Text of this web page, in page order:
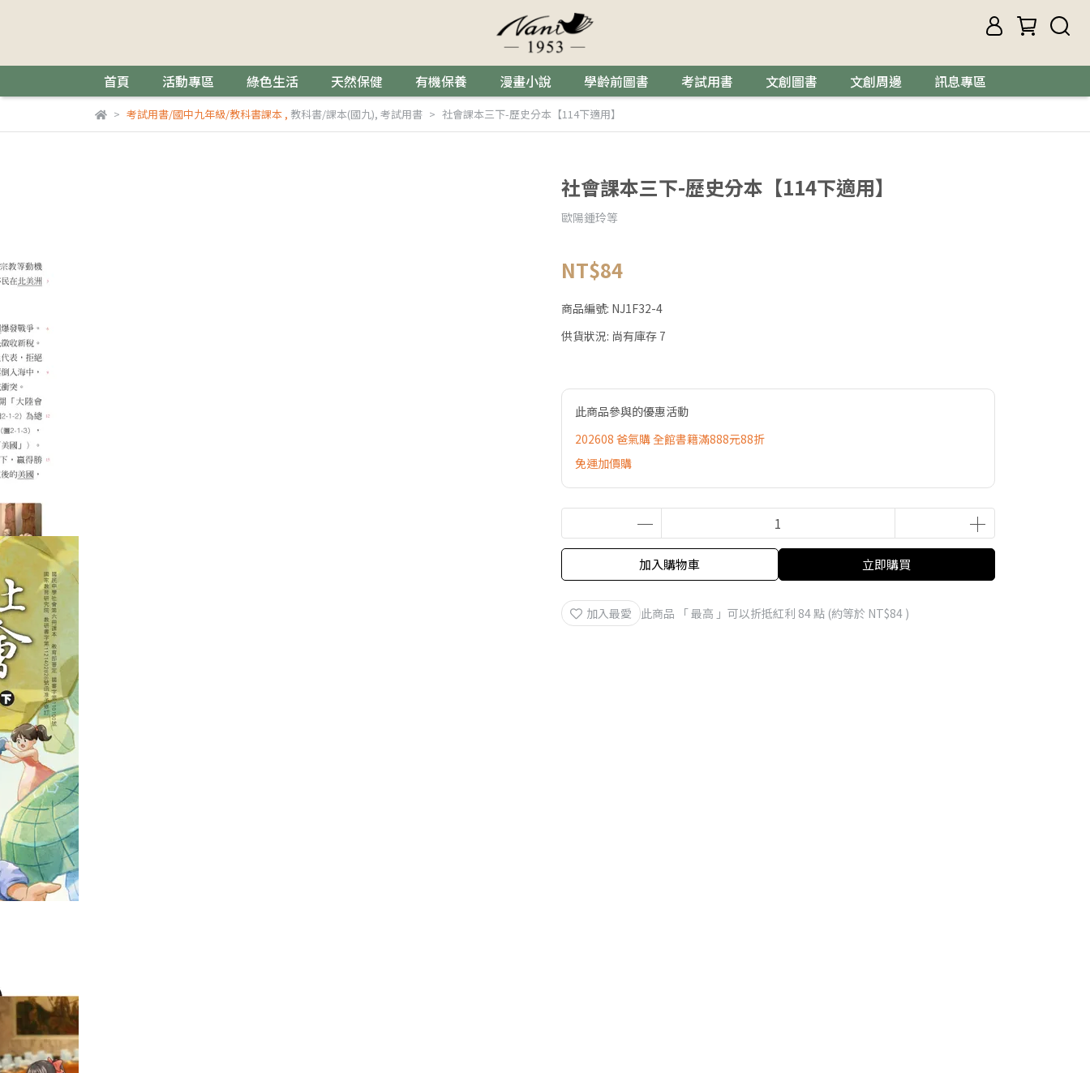
首頁 活動專區 綠色生活 天然保健 有機保養 漫畫小說 學齡前圖書 考試用書 文創圖書 文創周邊 訊息專區
考試用書/國中九年級/教科書課本, 教科書/課本(國九), 考試用書 社會課本三下-歷史分本【114下適用】
社會課本三下-歷史分本【114下適用】
歐陽鍾玲等
NT$84
商品編號: NJ1F32-4
供貨狀況: 尚有庫存 7
此商品參與的優惠活動
202608 爸氣購 全館書籍滿888元88折
免運加價購
加入購物車 立即購買
加入最愛 此商品 「 最高 」可以折抵紅利 84點 (約等於 NT$84 )